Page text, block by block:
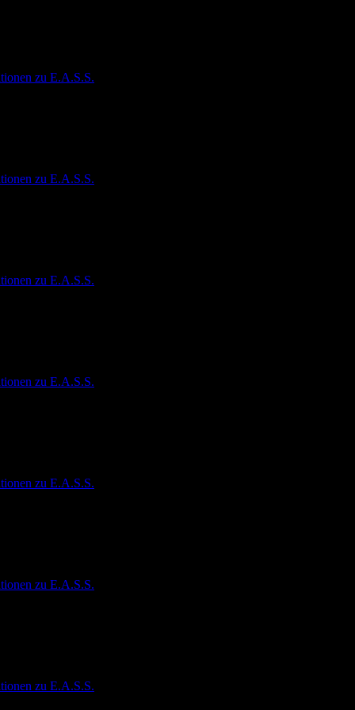
zu E.A.S.S.
zu E.A.S.S.
zu E.A.S.S.
zu E.A.S.S.
zu E.A.S.S.
zu E.A.S.S.
zu E.A.S.S.